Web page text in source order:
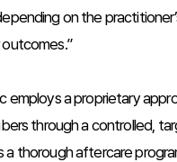
on the
employs a proprietary
through a controlled,
a thorough aftercare